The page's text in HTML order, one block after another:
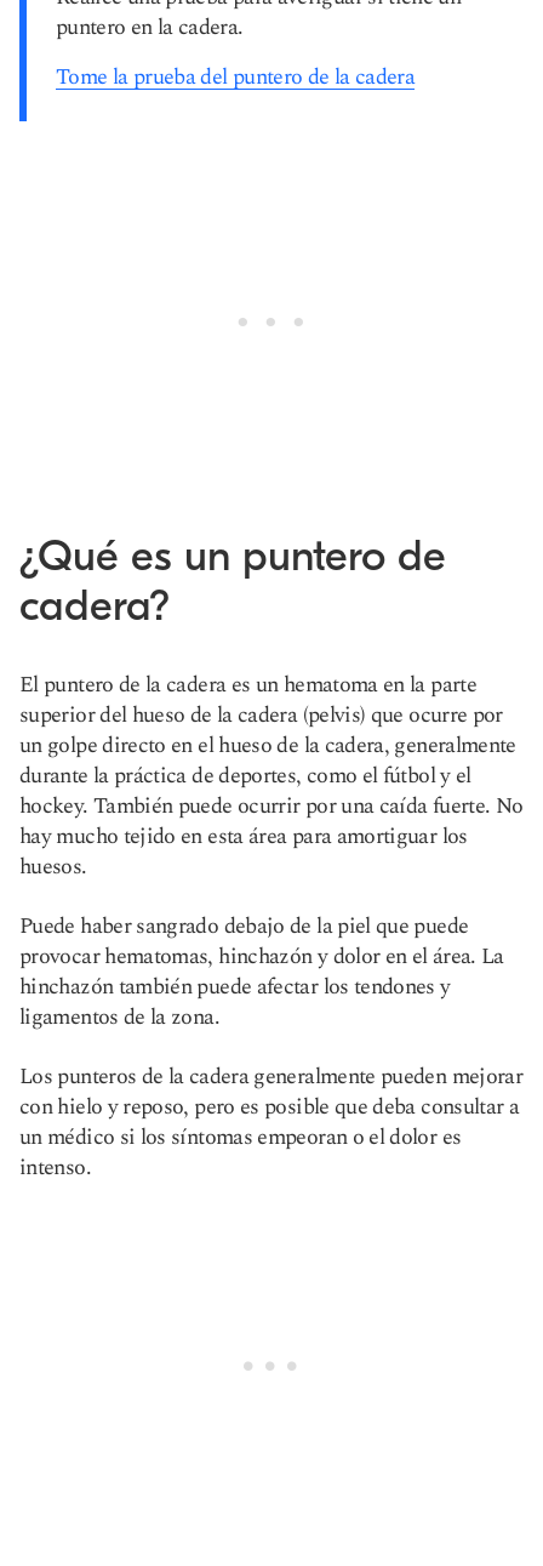
puntero en la cadera.
Tome la prueba del puntero de la cadera
¿Qué es un puntero de
cadera?
El puntero de la cadera es un hematoma en la parte
superior del hueso de la cadera (pelvis) que ocurre por
un golpe directo en el hueso de la cadera, generalmente
durante la práctica de deportes, como el fútbol y el
hockey. También puede ocurrir por una caída fuerte. No
hay mucho tejido en esta área para amortiguar los
huesos.
Puede haber sangrado debajo de la piel que puede
provocar hematomas, hinchazón y dolor en el área. La
hinchazón también puede afectar los tendones y
ligamentos de la zona.
Los punteros de la cadera generalmente pueden mejorar
con hielo y reposo, pero es posible que deba consultar a
un médico si los síntomas empeoran o el dolor es
intenso.